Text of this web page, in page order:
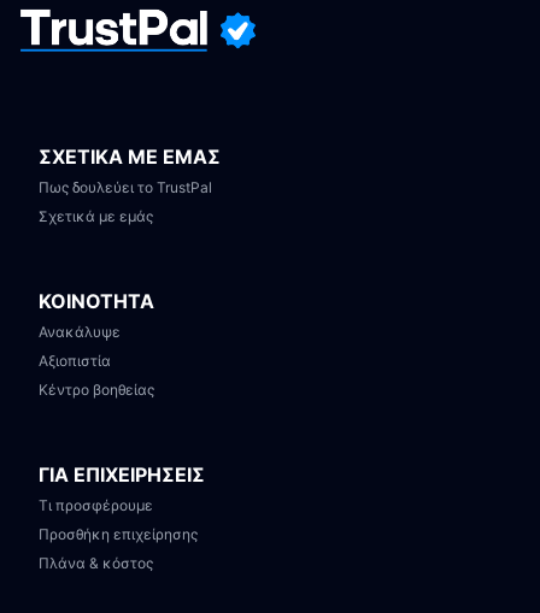
ΣΧΕΤΙΚΑ ΜΕ ΕΜΑΣ
Πως δουλεύει το TrustPal
Σχετικά με εμάς
ΚΟΙΝΟΤΗΤΑ
Ανακάλυψε
Αξιοπιστία
Κέντρο βοηθείας
ΓΙΑ ΕΠΙΧΕΙΡΗΣΕΙΣ
Τι προσφέρουμε
Προσθήκη επιχείρησης
Πλάνα & κόστος